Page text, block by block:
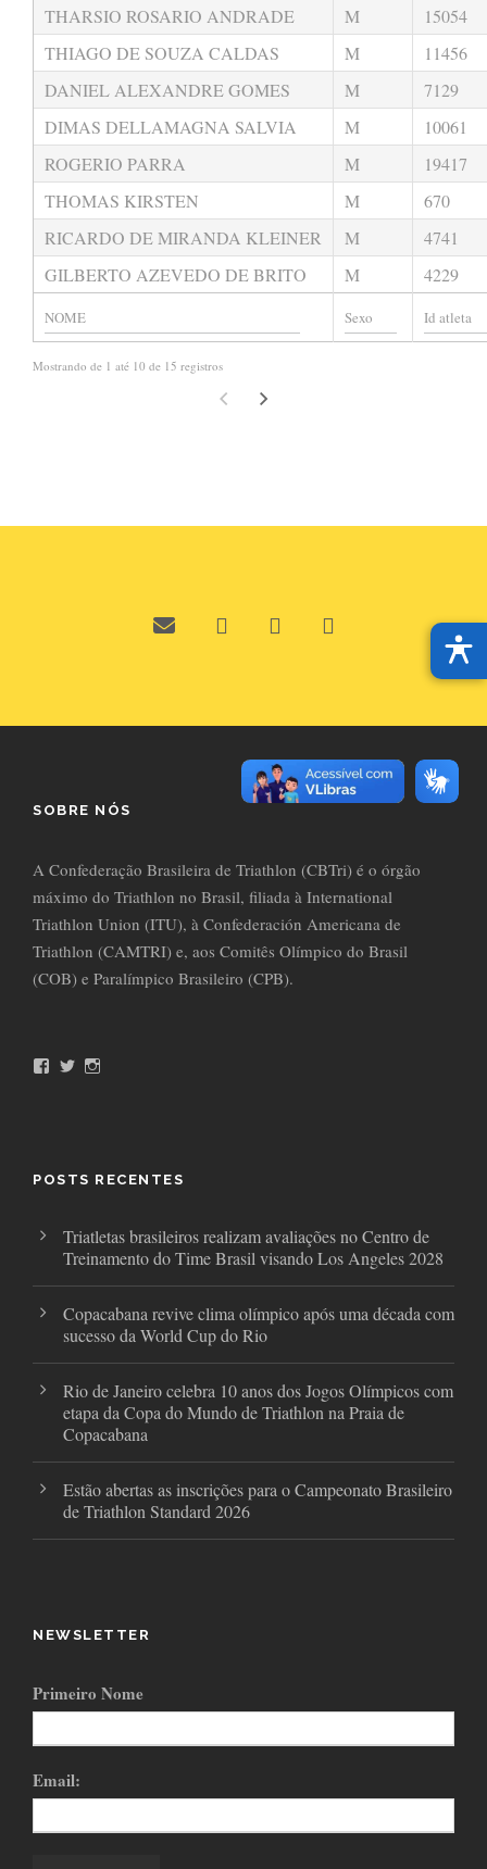
THARSIO ROSARIO ANDRADE
M
15054
THIAGO DE SOUZA CALDAS
M
11456
DANIEL ALEXANDRE GOMES
M
7129
DIMAS DELLAMAGNA SALVIA
M
10061
ROGERIO PARRA
M
19417
THOMAS KIRSTEN
M
670
RICARDO DE MIRANDA KLEINER
M
4741
GILBERTO AZEVEDO DE BRITO
M 4229
Mostrando de 1 até 10 de 15 registros
SOBRE NÓS
A Confederação Brasileira de Triathlon (CBTri) é o órgão
máximo do Triathlon no Brasil, filiada à International
Triathlon Union (ITU), à Confederación Americana de
Triathlon (CAMTRI) e, aos Comitês Olímpico do Brasil
(COB) e Paralímpico Brasileiro (CPB).
k
T
a
POSTS RECENTES
Triatletas brasileiros realizam avaliações no Centro de
Treinamento do Time Brasil visando Los Angeles 2028
Copacabana revive clima olímpico após uma década com
sucesso da World Cup do Rio
Rio de Janeiro celebra 10 anos dos Jogos Olímpicos com
etapa da Copa do Mundo de Triathlon na Praia de
Copacabana
Estão abertas as inscrições para o Campeonato Brasileiro
de Triathlon Standard 2026
NEWSLETTER
Primeiro Nome
Email: